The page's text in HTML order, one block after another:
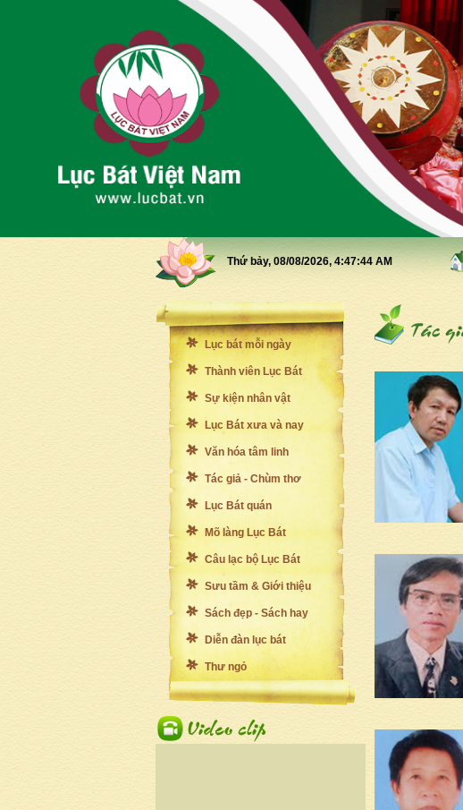
Thứ bảy, 08/08/2026, 4:47:46 AM
Lục bát mỗi ngày
Thành viên Lục Bát
Sự kiện nhân vật
Lục Bát xưa và nay
Văn hóa tâm linh
Tác giả - Chùm thơ
Lục Bát quán
Mõ làng Lục Bát
Câu lạc bộ Lục Bát
Sưu tầm & Giới thiệu
Sách đẹp - Sách hay
Diễn đàn lục bát
Thư ngỏ